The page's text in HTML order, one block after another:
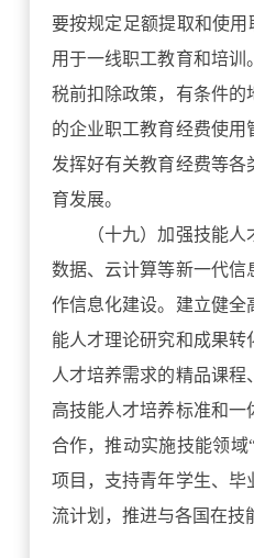
要按规定足额提取和使用
用于一线职工教育和培训
税前扣除政策，有条件的
的企业职工教育经费使用
发挥好有关教育经费等各
育发展。
（十九）加强技能人
数据、云计算等新一代信
作信息化建设。建立健全
能人才理论研究和成果
人才培养需求的精品课程
高技能人才培养标准和
合作，推动实施技能领域
项目，支持青年学生、毕
流计划，推进与各国在技